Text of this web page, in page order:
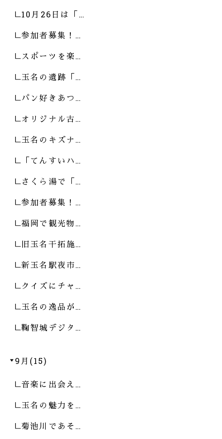
10月26日は「…
参加者募集！…
スポーツを楽…
玉名の遺跡「…
パン好きあつ…
オリジナル古…
玉名のキズナ…
「てんすいハ…
さくら湯で「…
参加者募集！…
福岡で観光物…
旧玉名干拓施…
新玉名駅夜市…
クイズにチャ…
玉名の逸品が…
鞠智城デジタ…
9月(15)
音楽に出会え…
玉名の魅力を…
菊池川であそ…